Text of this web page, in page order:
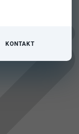
KONTAKT